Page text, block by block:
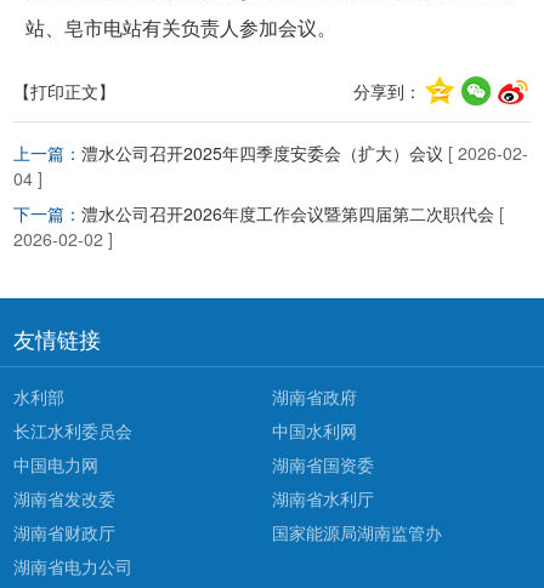
站、皂市电站有关负责人参加会议。
【打印正文】 分享到：
上一篇： 澧水公司召开2025年四季度安委会（扩大）会议 [ 2026-02-
04 ]
下一篇： 澧水公司召开2026年度工作会议暨第四届第二次职代会 [
2026-02-02 ]
友情链接
水利部
湖南省政府
长江水利委员会
中国水利网
中国电力网
湖南省国资委
湖南省发改委
湖南省水利厅
湖南省财政厅
国家能源局湖南监管办
湖南省电力公司